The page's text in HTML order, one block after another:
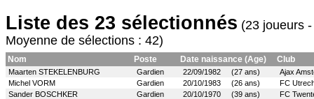
Liste des 23 sélectionnés (23 joueurs
Moyenne de sélections : 42)
Nom Poste Date naissance (Age) Club
Maarten STEKELENBURG Gardien 22/09/1982 (27 ans)
Ajax
Michel VORM
Gardien 20/10/1983 (26 ans)
FC
Sander BOSCHKER
Gardien 20/10/1970 (39 ans)
FC